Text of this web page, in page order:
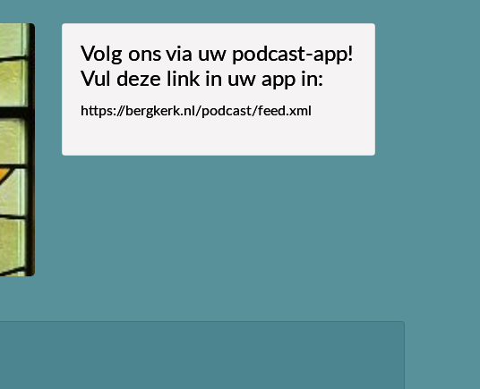
Volg ons via uw podcast-app!
Vul deze link in uw app in:
https://bergkerk.nl/podcast/feed.xml